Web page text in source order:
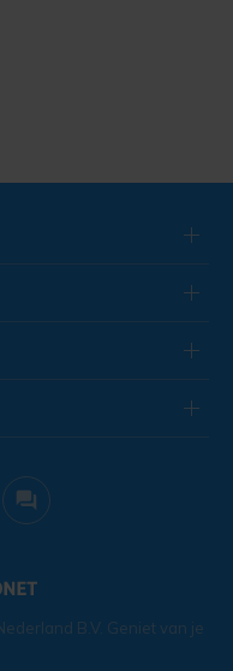
B.V. Geniet van je